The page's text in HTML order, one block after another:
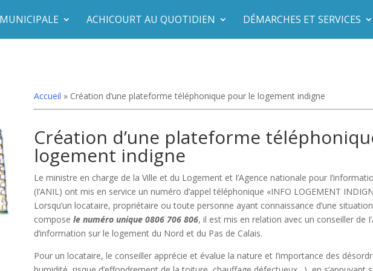
ACHICOURT AU QUOTIDIEN DÉMARCHES ET SERVICES
Accueil » Création d’une plateforme téléphonique pour le logement indigne
Création d’une plateforme
logement indigne
Le ministre en charge de la Ville et du Logement et I’Agence nationale pour
(I’ANIL) ont mis en service un numéro d’appel téléphonique «INFO LOGEMENT
Lorsqu’un locataire, propriétaire ou toute personne ayant connaissance d’une
compose le numéro unique 0806 706 806, il est mis en relation avec un conseiller de
d’information sur le logement du Nord et du Pas de Calais.
Pour un locataire, le conseiller apprécie et évalue la nature et I’importance des